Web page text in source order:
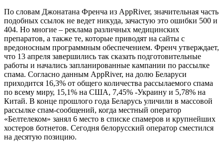
По словам Джонатана Френча из AppRiver, значительная часть
подобных ссылок не ведет никуда, зачастую это ошибки 500 и
404. Но многие – реклама различных медицинских
препаратов, а также те, которые приводят на сайты с
вредоносным программным обеспечением. Френч утверждает,
что 13 апреля завершились так сказать подготовительные
работы и начались запланированные кампании по рассылке
спама. Согласно данным AppRiver, на долю Беларуси
приходится 16,3% от общего количества рассылаемого спама
по всему миру, 15,1% на США, 7,45% -Украину и 5,78% на
Китай. В конце прошлого года Беларусь уличили в массовой
рассылке спам-сообщений, когда местный оператор
«Белтелеком» занял 6 место в списке спамеров и крупнейших
хостеров ботнетов. Сегодня белорусский оператор сместился
на десятую позицию.